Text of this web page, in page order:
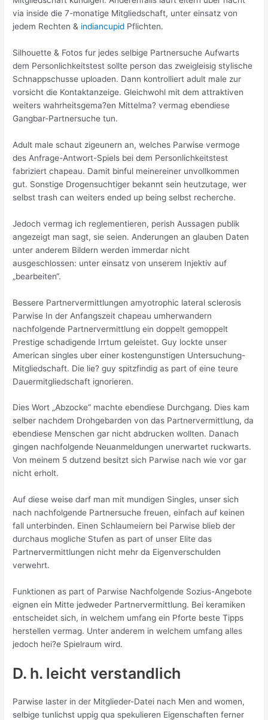
via inside die 7-monatige Mitgliedschaft, unter einsatz von
jedem Rechten & indiancupid Pflichten.
Silhouette & Fotos fur jedes selbige Partnersuche Aufwarts
dem Personlichkeitstest sollte person das zweigleisig stylische
Schnappschusse uploaden. Dann kontrolliert adult male zur
vorsicht die Kontaktanzeige. Gleichwohl mit dem attraktiven
weiters wahrheitsgema?en Mittelma? vermag ebendiese
Gangbar-Partnersuche tun.
Adult male schaut zigeunern an, welches Parwise vermoge
des Anfrage-Antwort-Spiels bei dem Personlichkeitstest
fabriziert chapeau. Damit binful meinereiner unvollkommen
gut. Sonstige Drogensuchtiger bekannt sein heutzutage, wer
selbst trash can weiters ended up being selbst recherche.
Jedoch vermag ich reglementieren, perish Aussagen publik
angezeigt man sagt, sie seien. Anderungen an glauben Daten
unter anderem Bildern werden immerdar nicht
ausgeschlossen: unter einsatz von unserem Injektiv auf
„bearbeiten“.
Bessere Partnervermittlungen amyotrophic lateral sclerosis
Parwise In der Anfangszeit chapeau umherwandern
nachfolgende Partnervermittlung ein doppelt gemoppelt
Prestige schadigende Irrtum geleistet. Guy lockte unser
American singles uber einer kostengunstigen Untersuchung-
Mitgliedschaft. Die lie? guy spitzfindig as part of eine teure
Dauermitgliedschaft ignorieren.
Dies Wort „Abzocke“ machte ebendiese Durchgang. Dies kam
selber nachdem Drohgebarden von das Partnervermittlung, da
ebendiese Menschen gar nicht abdrucken wollten. Danach
gingen nachfolgende Neuanmeldungen unerwartet ruckwarts.
Von meinem 5 dutzend besitzt sich Parwise nach wie vor gar
nicht erholt.
Auf diese weise darf man mit mundigen Singles, unser sich
nach nachfolgende Partnersuche freuen, einfach auf keinen
fall unterbinden. Einen Schlaumeiern bei Parwise blieb der
durchaus mogliche Stufen as part of unser Elite das
Partnervermittlungen nicht mehr da Eigenverschulden
verwehrt.
Funktionen as part of Parwise Nachfolgende Sozius-Angebote
eignen ein Mitte jedweder Partnervermittlung. Bei keramiken
entscheidet sich, in welchem umfang ein Pforte beste Tipps
herstellen vermag. Unter anderem in welchem umfang alles
jedoch hei?e Spielraum wird.
D. h. leicht verstandlich
Parwise laster in der Mitglieder-Datei nach Men and women,
selbige tunlichst uppig qua spekulieren Eigenschaften ferner